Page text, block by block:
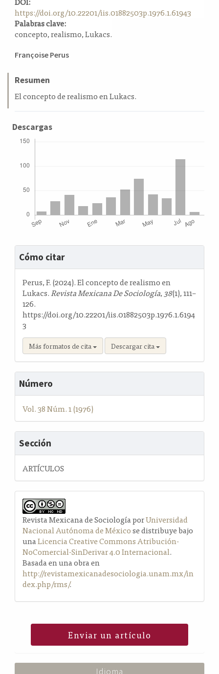
a
l
a
t
e
r
l
https://doi.org/10.22201/iis.01882503p.1976.1.61943
Palabras clave:
concepto, realismo, Lukacs.
Contenido
del
artículo
Françoise Perus
Resumen
El concepto de realismo en Lukacs.
Descargas
Detalles
del
artículo
Cómo citar
Perus, F. (2024). El concepto de realismo en
Lukacs.Revista Mexicana De Sociología,38(1), 111–
126.
https://doi.org/10.22201/iis.01882503p.1976.1.6194
3
Más formatos de cita Descargar cita
Número
Vol. 38 Núm. 1 (1976)
Sección
ARTÍCULOS
Revista Mexicana de Sociología porUniversidad
Nacional Autónoma de Méxicose distribuye bajo
unaLicencia Creative Commons Atribución-
NoComercial-SinDerivar 4.0 Internacional.
Basada en una obra en
http://revistamexicanadesociologia.unam.mx/in
dex.php/rms/.
Enviar un artículo
Idioma